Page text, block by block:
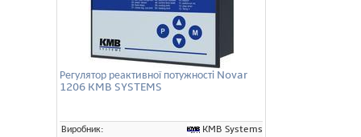
Регулятор реактивної потужності Novar
1206 KMB SYSTEMS
Виробник:
KMB Systems